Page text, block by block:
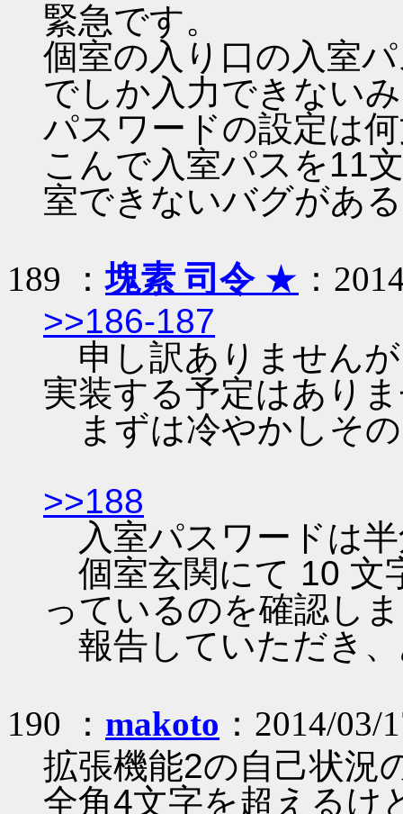
緊急です。
個室の入り口の入室
でしか入力できない
パスワードの設定は
こんで入室パスを11
室できないバグがあ
189 ：塊素 司令★ ：
>>186-187
申し訳ありません
実装する予定はあり
まずは冷やかしそ
>>188
入室パスワードは
個室玄関にて 10 文
っているのを確認し
報告していただき
190 ： makoto ：2014/
拡張機能2の自己状況
全角4文字を超えるけ